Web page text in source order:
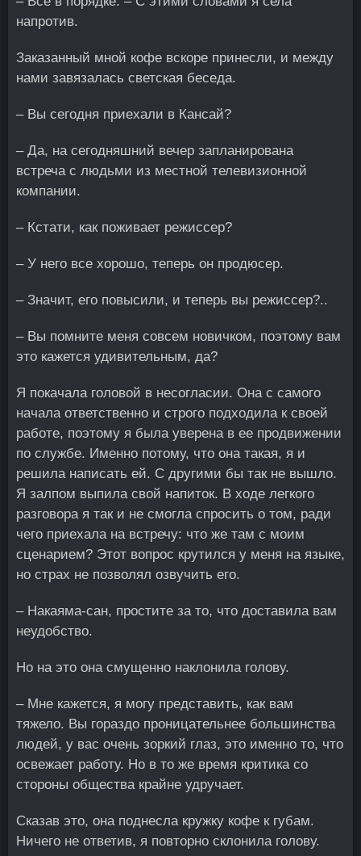
напротив.
Заказанный мной кофе вскоре принесли, и между
нами завязалась светская беседа.
– Вы сегодня приехали в Кансай?
– Да, на сегодняшний вечер запланирована
встреча с людьми из местной телевизионной
компании.
– Кстати, как поживает режиссер?
– У него все хорошо, теперь он продюсер.
– Значит, его повысили, и теперь вы режиссер?..
– Вы помните меня совсем новичком, поэтому вам
это кажется удивительным, да?
Я покачала головой в несогласии. Она с самого
начала ответственно и строго подходила к своей
работе, поэтому я была уверена в ее продвижении
по службе. Именно потому, что она такая, я и
решила написать ей. С другими бы так не вышло.
Я залпом выпила свой напиток. В ходе легкого
разговора я так и не смогла спросить о том, ради
чего приехала на встречу: что же там с моим
сценарием? Этот вопрос крутился у меня на языке,
но страх не позволял озвучить его.
– Накаяма-сан, простите за то, что доставила вам
неудобство.
Но на это она смущенно наклонила голову.
– Мне кажется, я могу представить, как вам
тяжело. Вы гораздо проницательнее большинства
людей, у вас очень зоркий глаз, это именно то, что
освежает работу. Но в то же время критика со
стороны общества крайне удручает.
Сказав это, она поднесла кружку кофе к губам.
Ничего не ответив, я повторно склонила голову.